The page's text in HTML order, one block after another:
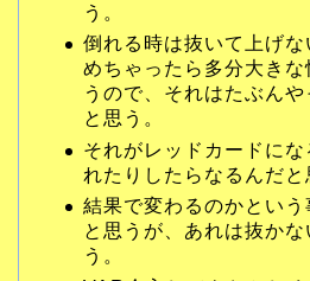
う。
倒れる時は抜いて上げな
めちゃったら多分大きな
うので、それはたぶん
と思う。
それがレッドカードに
れたりしたらなるんだと
結果で変わるのかという
と思うが、あれは抜か
う。